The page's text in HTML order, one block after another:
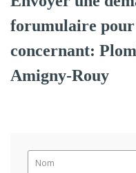
forumulaire pour
concernant:
Amigny-Rouy